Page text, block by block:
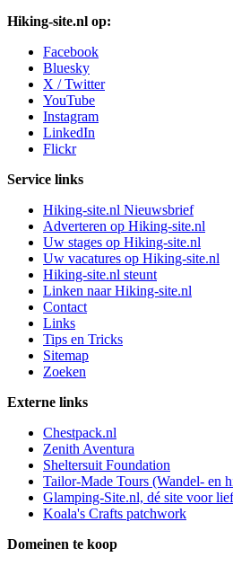
Hiking-site.nl op:
Facebook
Bluesky
X / Twitter
YouTube
Instagram
LinkedIn
Flickr
Service links
Hiking-site.nl Nieuwsbrief
Adverteren op Hiking-site.nl
Uw stages op Hiking-site.nl
Uw vacatures op Hiking-site.nl
Hiking-site.nl steunt
Linken naar Hiking-site.nl
Contact
Links
Tips en Tricks
Sitemap
Zoeken
Externe links
Chestpack.nl
Zenith Aventura
Sheltersuit Foundation
Tailor-Made Tours (Wandel- en
Glamping-Site.nl, dé site voor
Koala's Crafts patchwork
Domeinen te koop